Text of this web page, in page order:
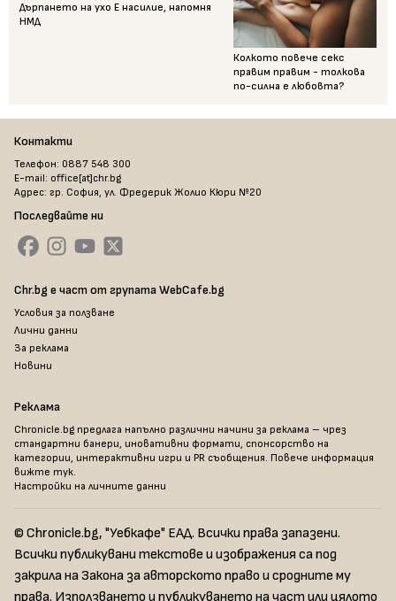
Дърпането на ухо Е насилие, напомня
НМД
Колкото повече секс
правим правим - толкова
по-силна е любовта?
Контакти
Телефон: 0887 548 300
E-mail: office[at]chr.bg
Адрес: гр. София, ул. Фредерик Жолио Кюри №20
Последвайте ни
Chr.bg е част от групата WebCafe.bg
Условия за ползване
Лични данни
За реклама
Новини
Реклама
Chronicle.bg предлага напълно различни начини за реклама – чрез
стандартни банери, иновативни формати, спонсорство на
категории, интерактивни игри и PR съобщения. Повече информация
вижте тук.
Настройки на личните данни
© Chronicle.bg, "Уебкафе" ЕАД. Всички права запазени.
Всички публикувани текстове и изображения са под
закрила на Закона за авторското право и сродните му
права. Използването и публикуването на част или цялото